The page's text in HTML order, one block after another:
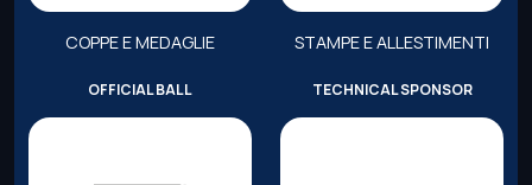
COPPE E MEDAGLIE STAMPE E ALLESTIMENTI
OFFICIAL BALL TECHNICAL SPONSOR